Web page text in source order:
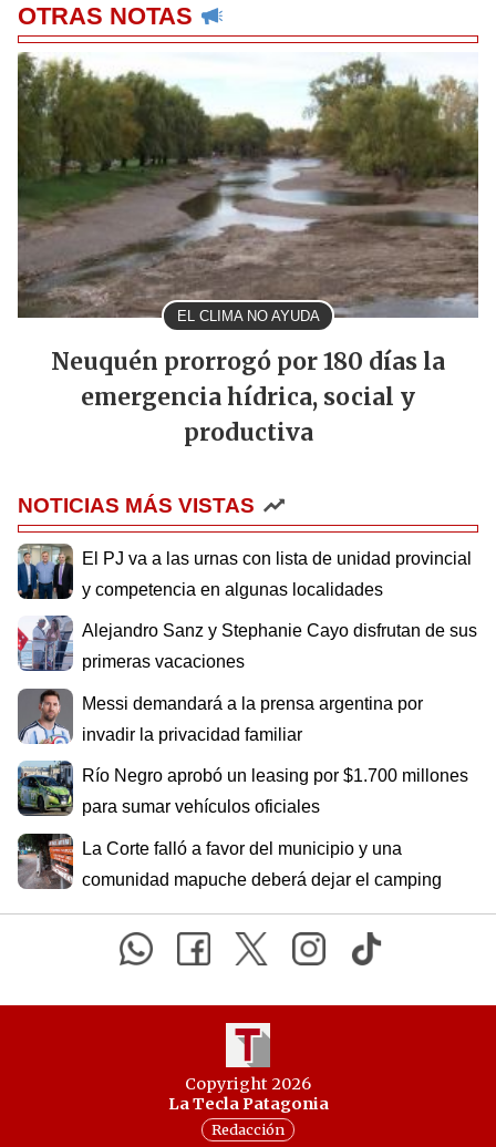
OTRAS NOTAS
EL CLIMA NO AYUDA
Neuquén prorrogó por 180 días la
emergencia hídrica, social y
productiva
NOTICIAS MÁS VISTAS
El PJ va a las urnas con lista de unidad provincial
y competencia en algunas localidades
Alejandro Sanz y Stephanie Cayo disfrutan de sus
primeras vacaciones
Messi demandará a la prensa argentina por
invadir la privacidad familiar
Río Negro aprobó un leasing por $1.700 millones
para sumar vehículos oficiales
La Corte falló a favor del municipio y una
comunidad mapuche deberá dejar el camping
Copyright 2026
La Tecla Patagonia
Redacción